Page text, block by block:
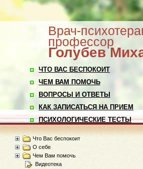
Врач-
профессор
Голубев
ЧТО ВАС БЕСПОКОИТ
ЧЕМ ВАМ ПОМОЧЬ
ВОПРОСЫ И ОТВЕТЫ
КАК ЗАПИСАТЬСЯ НА ПРИЕМ
ПСИХОЛОГИЧЕСКИЕ ТЕСТЫ
Что Вас беспокоит
О себе
Чем Вам помочь
Видеотека